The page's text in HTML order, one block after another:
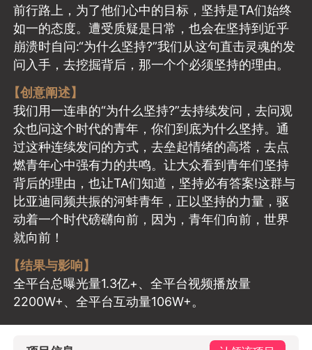
前行路上，为了他们心中的目标，坚持是TA们始终
如一的态度。遭受质疑是日常，也会在坚持到近乎
崩溃时自问:“为什么坚持?”我们从这句直击灵魂的发
问入手，去挖掘背后，那一个个必须坚持的理由。
【创意阐述】
我们用一连串的“为什么坚持?”去持续发问，去问观
众也问这个时代的青年，你们到底为什么坚持。通
过这种连续发问的方式，去垒起情绪的高塔，去点
燃青年心中强有力的共鸣。让大众看到青年们坚持
背后的理由，也让TA们知道，坚持必有答案!这群与
比亚迪同频共振的河蚌青年，正以坚持的力量，驱
动着一个时代磅礴向前，因为，青年们向前，世界
就向前！
【结果与影响】
全平台总曝光量1.3亿+、全平台视频播放量
2200W+、全平台互动量106W+。